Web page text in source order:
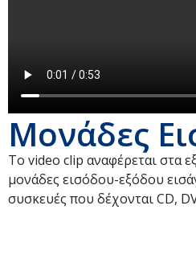
Μονάδες
Το video clip αναφέρεται στα
μονάδες εισόδου-εξόδου
συσκευές που δέχονται CD,